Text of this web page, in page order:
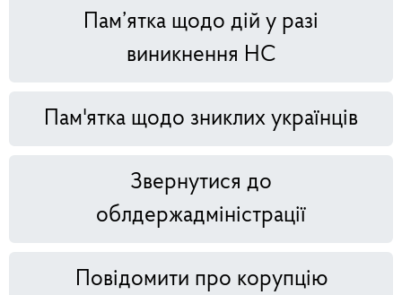
Пам’ятка щодо дій у разі
виникнення НС
Пам'ятка щодо зниклих українців
Звернутися до
облдержадміністрації
Повідомити про корупцію